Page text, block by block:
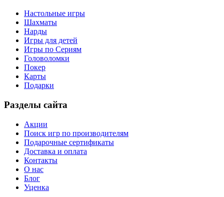
Настольные игры
Шахматы
Нарды
Игры для детей
Игры по Сериям
Головоломки
Покер
Карты
Подарки
Разделы сайта
Акции
Поиск игр по производителям
Подарочные сертификаты
Доставка и оплата
Контакты
О нас
Блог
Уценка